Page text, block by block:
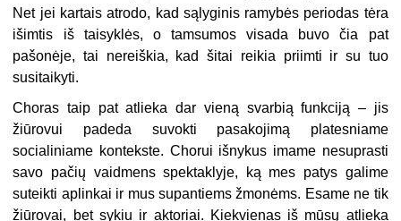
Net jei kartais atrodo, kad sąlyginis ramybės periodas tėra
išimtis iš taisyklės, o tamsumos visada buvo čia pat
pašonėje, tai nereiškia, kad šitai reikia priimti ir su tuo
susitaikyti.
Choras taip pat atlieka dar vieną svarbią funkciją – jis
žiūrovui padeda suvokti pasakojimą platesniame
socialiniame kontekste. Chorui išnykus imame nesuprasti
savo pačių vaidmens spektaklyje, ką mes patys galime
suteikti aplinkai ir mus supantiems žmonėms. Esame ne tik
žiūrovai, bet sykiu ir aktoriai. Kiekvienas iš mūsų atlieka